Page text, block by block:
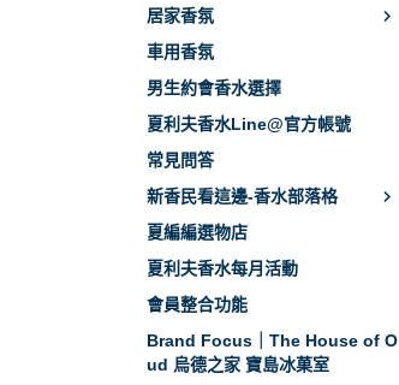
居家香氛
車用香氛
男生約會香水選擇
夏利夫香水Line@官方帳號
常見問答
新香民看這邊-香水部落格
夏編編選物店
夏利夫香水每月活動
會員整合功能
Brand Focus｜The House of O
ud 烏德之家 寶島冰菓室